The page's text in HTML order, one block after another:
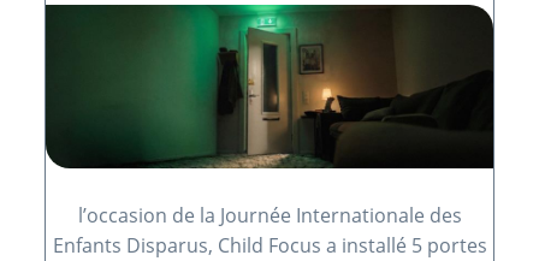
l’occasion de la Journée Internationale des
Enfants Disparus, Child Focus a installé 5 portes